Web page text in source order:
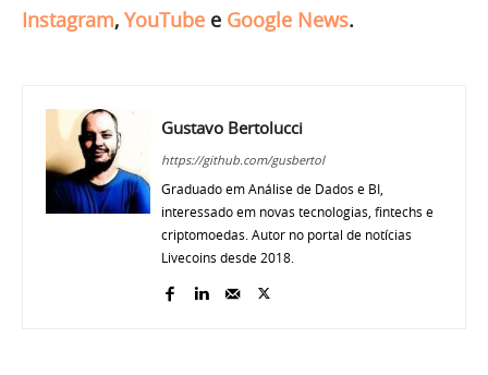
Instagram, YouTube e Google News.
Gustavo Bertolucci
https://github.com/gusbertol
Graduado em Análise de Dados e BI,
interessado em novas tecnologias, fintechs e
criptomoedas. Autor no portal de notícias
Livecoins desde 2018.